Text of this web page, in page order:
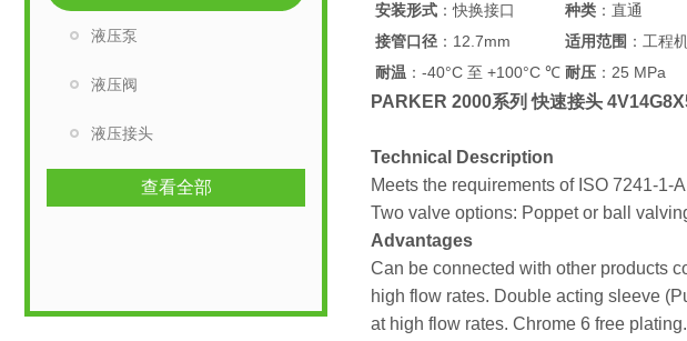
液压泵
液压阀
液压接头
查看全部
安装形式 ：快换接口 种类 ：直通
接管口径 ：12.7mm 适用范围 ：工程
耐温 ：-40°C 至 +100°C ℃ 耐压 ：25 MPa
PARKER 2000系列 快速接头
Technical Description
Meets the requirements of ISO 7241-1-
Two valve options: Poppet or ball
Advantages
Can be connected with other products
high flow rates. Double acting sleeve
at high flow rates. Chrome 6 free plating.